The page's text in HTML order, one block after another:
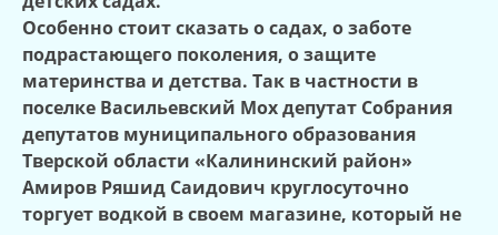
Особенно стоит сказать о садах, о заботе
подрастающего поколения, о защите
материнства и детства. Так в частности в
поселке Васильевский Мох депутат Собрания
депутатов муниципального образования
Тверской области «Калининский район»
Амиров Ряшид Саидович круглосуточно
торгует водкой в своем магазине, который не